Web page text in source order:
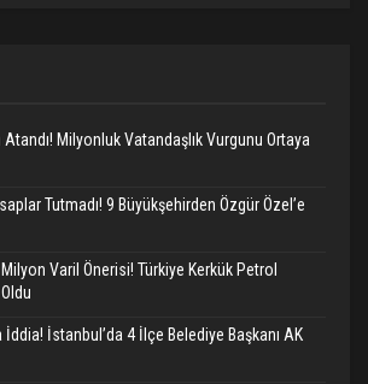
Milyonluk Vatandaşlık Vurgunu Ortaya
Tutmadı! 9 Büyükşehirden Özgür Özel’e
Milyon Varil Önerisi! Türkiye Kerkük Petrol
İstanbul’da 4 İlçe Belediye Başkanı AK